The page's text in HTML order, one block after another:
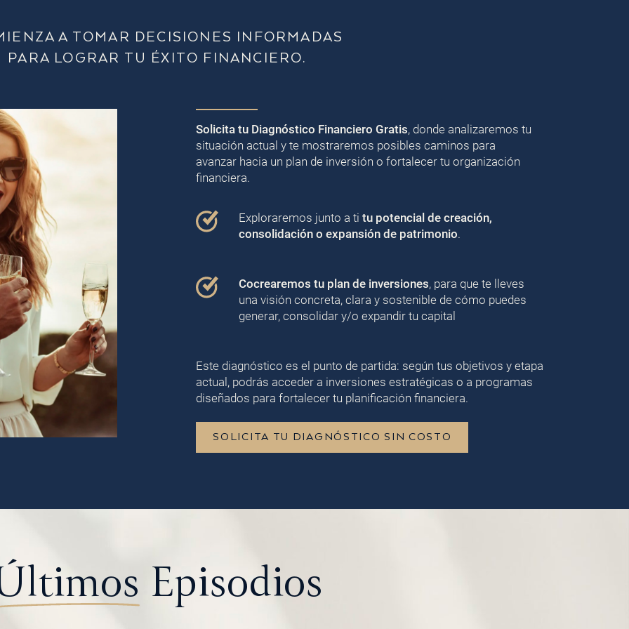
A TOMAR DECISIONES INFORMADAS
PARA LOGRAR TU ÉXITO FINANCIERO.
Solicita tu Diagnóstico Financiero Gratis, donde analizaremos tu
situación actual y te mostraremos posibles caminos para
avanzar hacia un plan de inversión o fortalecer tu organización
financiera.
Exploraremos junto a titu potencial de creación,
consolidación o expansión de patrimonio.
Cocrearemos tu plan de inversiones, para que te lleves
una visión concreta, clara y sostenible de cómo puedes
generar, consolidar y/o expandir tu capital
Este diagnóstico es el punto de partida: según tus objetivos y etapa
actual, podrás acceder a inversiones estratégicas o a programas
diseñados para fortalecer tu planificación financiera.
SOLICITA TU DIAGNÓSTICO SIN COSTO
Episodios